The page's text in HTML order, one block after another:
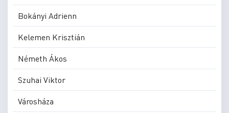
Bokányi Adrienn
Kelemen Krisztián
Németh Ákos
Szuhai Viktor
Városháza